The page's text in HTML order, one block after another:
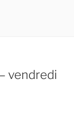
vendredi